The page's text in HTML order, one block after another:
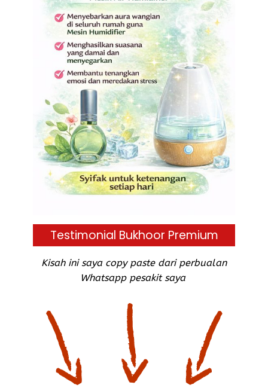
Testimonial Bukhoor Premium
Kisah ini saya copy paste dari perbualan
Whatsapp pesakit saya